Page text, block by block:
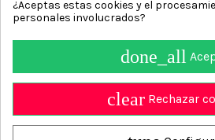
¿Aceptas estas cookies y el
personales involucrados?
done_all
clear Rechazar